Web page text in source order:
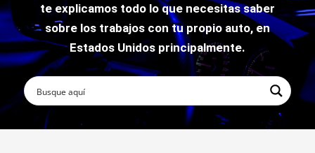
te explicamos todo lo que necesitas saber
sobre los trabajos con tu propio auto, en
Estados Unidos principalmente.